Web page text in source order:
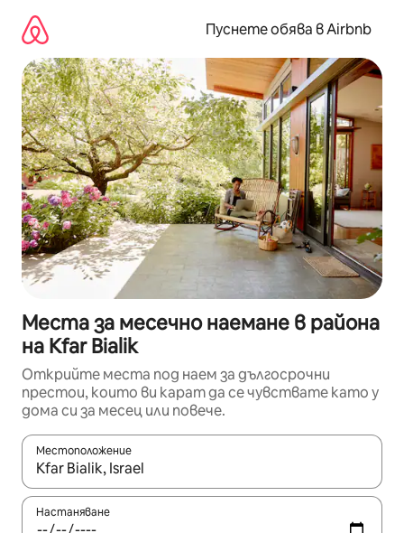
съдържанието
Пуснете обява в Airbnb
Места за месечно наемане в района
на Kfar Bialik
Открийте места под наем за дългосрочни
престои, които ви карат да се чувствате като у
дома си за месец или повече.
Местоположение
Когато резултатите се покажат, използвайте
Настаняване